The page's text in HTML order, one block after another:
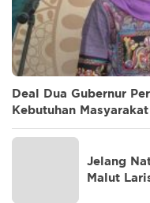
Deal Dua Gubernur
Kebutuhan Masyarakat
Jelang
Malut